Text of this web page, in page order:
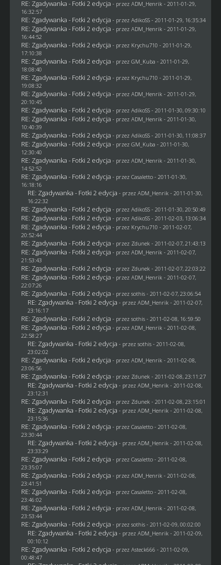
RE: Zgadywanka - Fotki 2 edycja - przez ADM_Henrik - 2011-01-29,
16:32:57
RE: Zgadywanka - Fotki 2 edycja - przez AdikoSS - 2011-01-29, 16:35:34
RE: Zgadywanka - Fotki 2 edycja - przez ADM_Henrik - 2011-01-29,
16:44:52
RE: Zgadywanka - Fotki 2 edycja - przez Krychu710 - 2011-01-29,
17:10:38
RE: Zgadywanka - Fotki 2 edycja - przez GM_Kuba - 2011-01-29,
18:08:40
RE: Zgadywanka - Fotki 2 edycja - przez Krychu710 - 2011-01-29,
19:08:32
RE: Zgadywanka - Fotki 2 edycja - przez ADM_Henrik - 2011-01-29,
20:10:45
RE: Zgadywanka - Fotki 2 edycja - przez AdikoSS - 2011-01-30, 09:30:10
RE: Zgadywanka - Fotki 2 edycja - przez ADM_Henrik - 2011-01-30,
10:40:39
RE: Zgadywanka - Fotki 2 edycja - przez AdikoSS - 2011-01-30, 11:08:37
RE: Zgadywanka - Fotki 2 edycja - przez GM_Kuba - 2011-01-30,
12:30:40
RE: Zgadywanka - Fotki 2 edycja - przez ADM_Henrik - 2011-01-30,
14:52:52
RE: Zgadywanka - Fotki 2 edycja - przez Casaletto- 2011-01-30,
16:18:16
RE: Zgadywanka - Fotki 2 edycja - przez ADM_Henrik - 2011-01-30,
16:22:32
RE: Zgadywanka - Fotki 2 edycja - przez AdikoSS - 2011-01-30, 20:50:49
RE: Zgadywanka - Fotki 2 edycja - przez AdikoSS - 2011-02-03, 13:06:34
RE: Zgadywanka - Fotki 2 edycja - przez Krychu710 - 2011-02-07,
20:52:44
RE: Zgadywanka - Fotki 2 edycja - przez Zdunek - 2011-02-07, 21:43:13
RE: Zgadywanka - Fotki 2 edycja - przez ADM_Henrik - 2011-02-07,
21:53:43
RE: Zgadywanka - Fotki 2 edycja - przez Zdunek - 2011-02-07, 22:03:22
RE: Zgadywanka - Fotki 2 edycja - przez ADM_Henrik - 2011-02-07,
22:07:26
RE: Zgadywanka - Fotki 2 edycja - przez sothis- 2011-02-07, 23:06:54
RE: Zgadywanka - Fotki 2 edycja - przez ADM_Henrik - 2011-02-07,
23:16:17
RE: Zgadywanka - Fotki 2 edycja - przez sothis- 2011-02-08, 16:59:50
RE: Zgadywanka - Fotki 2 edycja - przez ADM_Henrik - 2011-02-08,
22:58:27
RE: Zgadywanka - Fotki 2 edycja - przez sothis- 2011-02-08,
23:02:02
RE: Zgadywanka - Fotki 2 edycja - przez ADM_Henrik - 2011-02-08,
23:06:56
RE: Zgadywanka - Fotki 2 edycja - przez Zdunek - 2011-02-08, 23:11:27
RE: Zgadywanka - Fotki 2 edycja - przez ADM_Henrik - 2011-02-08,
23:12:31
RE: Zgadywanka - Fotki 2 edycja - przez Zdunek - 2011-02-08, 23:15:01
RE: Zgadywanka - Fotki 2 edycja - przez ADM_Henrik - 2011-02-08,
23:15:36
RE: Zgadywanka - Fotki 2 edycja - przez Casaletto- 2011-02-08,
23:30:44
RE: Zgadywanka - Fotki 2 edycja - przez ADM_Henrik - 2011-02-08,
23:33:29
RE: Zgadywanka - Fotki 2 edycja - przez Casaletto- 2011-02-08,
23:35:07
RE: Zgadywanka - Fotki 2 edycja - przez ADM_Henrik - 2011-02-08,
23:41:51
RE: Zgadywanka - Fotki 2 edycja - przez Casaletto- 2011-02-08,
23:46:02
RE: Zgadywanka - Fotki 2 edycja - przez ADM_Henrik - 2011-02-08,
23:53:44
RE: Zgadywanka - Fotki 2 edycja - przez sothis- 2011-02-09, 00:02:00
RE: Zgadywanka - Fotki 2 edycja - przez ADM_Henrik - 2011-02-09,
00:10:12
RE: Zgadywanka - Fotki 2 edycja - przez Asteck666 - 2011-02-09,
00:48:47